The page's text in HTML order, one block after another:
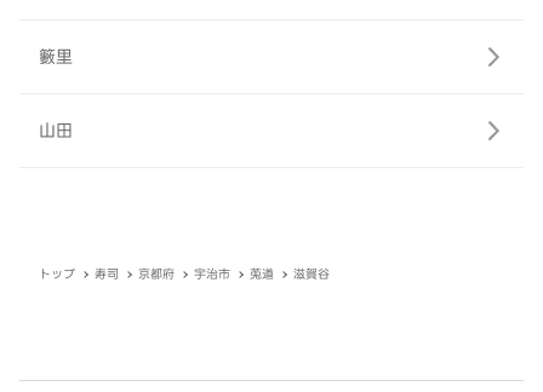
籔里
山田
トップ 寿司 京都府 宇治市 莵道 滋賀谷